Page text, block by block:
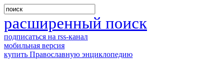
расширенный поиск
подписаться на rss-канал
мобильная версия
купить Православную энциклопедию